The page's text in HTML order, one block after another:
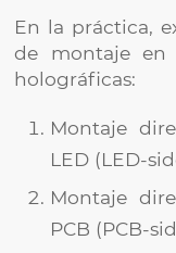
En la práctica,
de montaje en
holográficas:
Montaje
LED (LED-
Montaje
PCB (PCB-